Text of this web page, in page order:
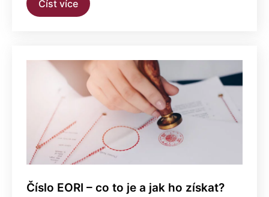
Číst více
Číslo EORI – co to je a jak ho získat?